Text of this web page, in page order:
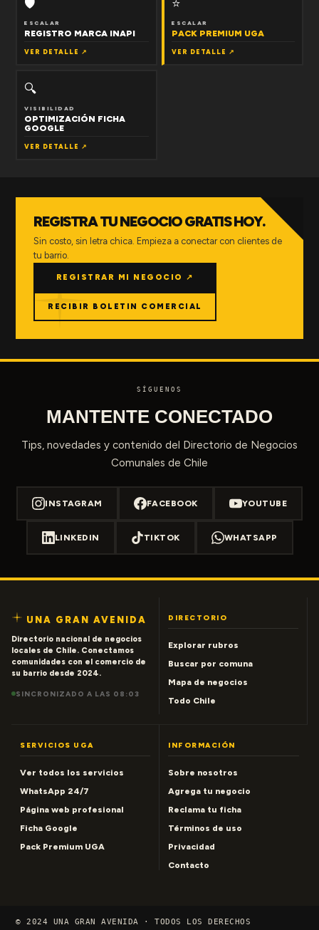
🛡
ESCALAR
REGISTRO MARCA INAPI
VER DETALLE ↗
⭐
ESCALAR
PACK PREMIUM UGA
VER DETALLE ↗
🔍
VISIBILIDAD
OPTIMIZACIÓN FICHA
GOOGLE
VER DETALLE ↗
REGISTRA TU NEGOCIO GRATIS HOY.
Sin costo, sin letra chica. Empieza a conectar con clientes de
tu barrio.
REGISTRAR MI NEGOCIO ↗
RECIBIR BOLETIN COMERCIAL
SÍGUENOS
MANTENTE CONECTADO
Tips, novedades y contenido del Directorio de Negocios
Comunales de Chile
INSTAGRAM FACEBOOK YOUTUBE
LINKEDIN TIKTOK WHATSAPP
UNA GRAN AVENIDA
Directorio nacional de negocios
locales de Chile. Conectamos
comunidades con el comercio de
su barrio desde 2024.
SINCRONIZADO A LAS 08:03
DIRECTORIO
Explorar rubros
Buscar por comuna
Mapa de negocios
Todo Chile
SERVICIOS UGA
Ver todos los servicios
WhatsApp 24/7
Página web profesional
Ficha Google
Pack Premium UGA
INFORMACIÓN
Sobre nosotros
Agrega tu negocio
Reclama tu ficha
Términos de uso
Privacidad
Contacto
© 2024 UNA GRAN AVENIDA · TODOS LOS DERECHOS